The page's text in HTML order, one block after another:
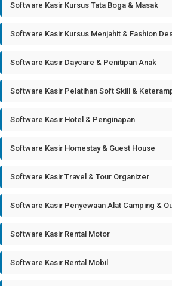
Software Kasir Kursus Tata Boga & Masak
Software Kasir Kursus Menjahit & Fashion
Software Kasir Daycare & Penitipan Anak
Software Kasir Pelatihan Soft Skill &
Software Kasir Hotel & Penginapan
Software Kasir Homestay & Guest House
Software Kasir Travel & Tour Organizer
Software Kasir Penyewaan Alat Camping &
Software Kasir Rental Motor
Software Kasir Rental Mobil